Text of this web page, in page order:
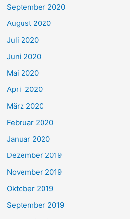
September 2020
August 2020
Juli 2020
Juni 2020
Mai 2020
April 2020
März 2020
Februar 2020
Januar 2020
Dezember 2019
November 2019
Oktober 2019
September 2019